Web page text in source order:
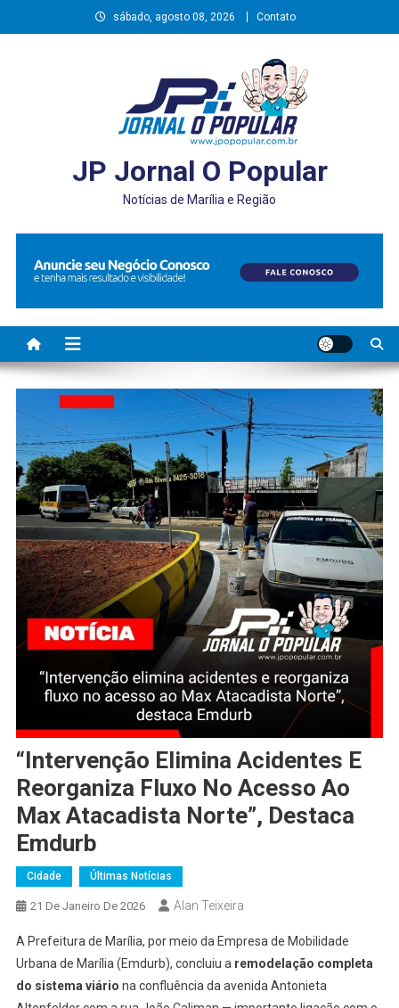
to
sábado, agosto 08, 2026 Contato
JP Jornal O Popular
Notícias de Marília e Região
“Intervenção Elimina Acidentes E
Reorganiza Fluxo No Acesso Ao
Max Atacadista Norte”, Destaca
Emdurb
Cidade Últimas Notícias
21 De Janeiro De 2026 Alan Teixeira
A Prefeitura de Marília, por meio da Empresa de Mobilidade
Urbana de Marília (Emdurb), concluiu a remodelação completa
do sistema viário na confluência da avenida Antonieta